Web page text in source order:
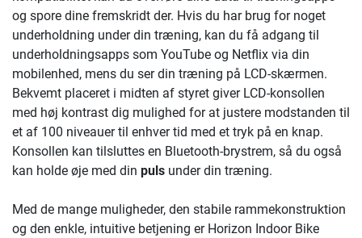
og spore dine fremskridt der. Hvis du har brug for noget
underholdning under din træning, kan du få adgang til
underholdningsapps som YouTube og Netflix via din
mobilenhed, mens du ser din træning på LCD-skærmen.
Bekvemt placeret i midten af ​​styret giver LCD-konsollen
med høj kontrast dig mulighed for at justere modstanden til
et af 100 niveauer til enhver tid med et tryk på en knap.
Konsollen kan tilsluttes en Bluetooth-brystrem, så du også
kan holde øje med din puls under din træning.
Med de mange muligheder, den stabile rammekonstruktion
og den enkle, intuitive betjening er Horizon Indoor Bike